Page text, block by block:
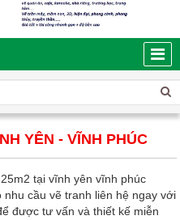
YÊN - VĨNH PHÚC
tại vĩnh yên vĩnh phúc
nhu cầu vẽ tranh liên hệ ngay với
được tư vấn và thiết kế miễn